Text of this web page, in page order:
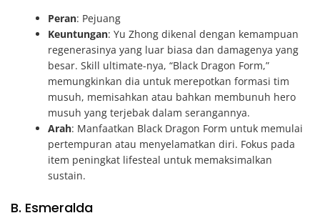
Peran: Pejuang
Keuntungan: Yu Zhong dikenal dengan kemampuan
regenerasinya yang luar biasa dan damagenya yang
besar. Skill ultimate-nya, “Black Dragon Form,”
memungkinkan dia untuk merepotkan formasi tim
musuh, memisahkan atau bahkan membunuh hero
musuh yang terjebak dalam serangannya.
Arah: Manfaatkan Black Dragon Form untuk memulai
pertempuran atau menyelamatkan diri. Fokus pada
item peningkat lifesteal untuk memaksimalkan
sustain.
B. Esmeralda